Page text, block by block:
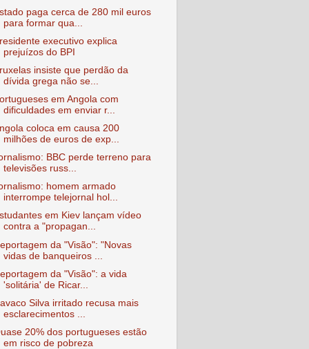
paga cerca de 280 mil euros
para formar qua...
executivo explica
prejuízos do BPI
insiste que perdão da
dívida grega não se...
em Angola com
dificuldades em enviar r...
coloca em causa 200
milhões de euros de exp...
BBC perde terreno para
televisões russ...
homem armado
interrompe telejornal hol...
em Kiev lançam vídeo
contra a "propagan...
da "Visão": "Novas
vidas de banqueiros ...
da "Visão": a vida
'solitária' de Ricar...
Silva irritado recusa mais
esclarecimentos ...
20% dos portugueses estão
em risco de pobreza